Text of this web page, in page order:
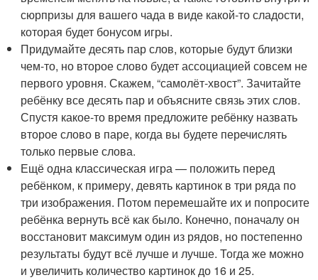
сюрпризы для вашего чада в виде какой-то сладости,
которая будет бонусом игры.
Придумайте десять пар слов, которые будут близки
чем-то, но второе слово будет ассоциацией совсем не
первого уровня. Скажем, “самолёт-хвост”. Зачитайте
ребёнку все десять пар и объясните связь этих слов.
Спустя какое-то время предложите ребёнку назвать
второе слово в паре, когда вы будете перечислять
только первые слова.
Ещё одна классическая игра — положить перед
ребёнком, к примеру, девять картинок в три ряда по
три изображения. Потом перемешайте их и попросите
ребёнка вернуть всё как было. Конечно, поначалу он
восстановит максимум один из рядов, но постепенно
результаты будут всё лучше и лучше. Тогда же можно
и увеличить количество картинок до 16 и 25.